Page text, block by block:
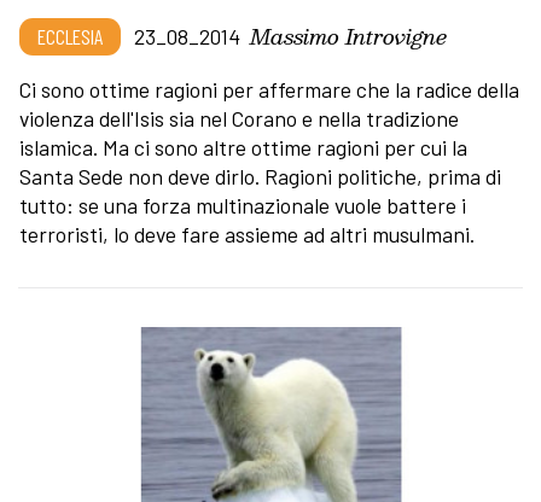
ECCLESIA 23_08_2014 Massimo Introvigne
Ci sono ottime ragioni per affermare che la radice della
violenza dell'Isis sia nel Corano e nella tradizione
islamica. Ma ci sono altre ottime ragioni per cui la
Santa Sede non deve dirlo. Ragioni politiche, prima di
tutto: se una forza multinazionale vuole battere i
terroristi, lo deve fare assieme ad altri musulmani.